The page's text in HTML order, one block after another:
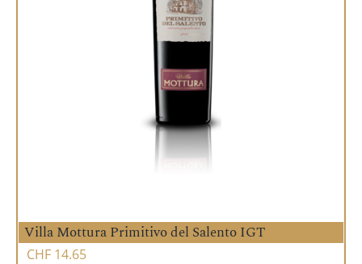
Villa Mottura Primitivo del Salento IGT
CHF 14.65